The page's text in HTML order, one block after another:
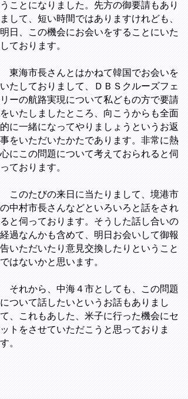
うことになりました。先方の御要請もあり
まして、短い時間ではありますけれども、
明日、この機会にお会いをすることにいた
しております。
東海市長さんとはかねて韓国でお会いを
いたしておりまして、ＤＢＳクルーズフェ
リーの航路実現について私どもの方で要請
をいたしましたところ、向こうからも全面
的に一緒になってやりましょうというお返
事をいただいたかたであります。非常に熱
心にこの問題について考えておられると伺
っております。
このたびの来日に当たりまして、境港市
の中村市長さんなどといろいろと話をされ
ると伺っております。そうした話し合いの
経過なんかも含めて、明日お会いして御報
告いただいたり意見交換したりということ
ではないかと思います。
それから、中海４市としても、この問題
について話したいというお話もありまし
て、これもあした、米子に行った機会にセ
ットをさせていただこうと思っておりま
す。